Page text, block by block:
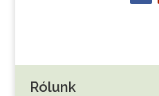
Rólunk